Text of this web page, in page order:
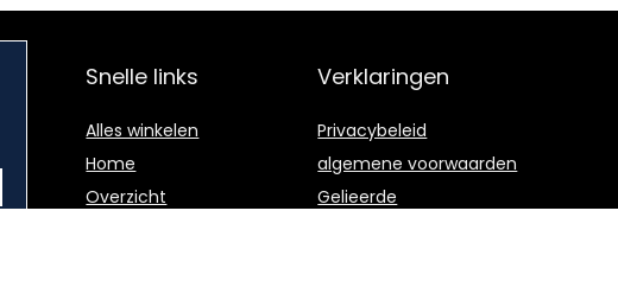
Snelle links
Alles winkelen
Home
Overzicht
Verklaringen
Privacybeleid
algemene voorwaarden
Gelieerde